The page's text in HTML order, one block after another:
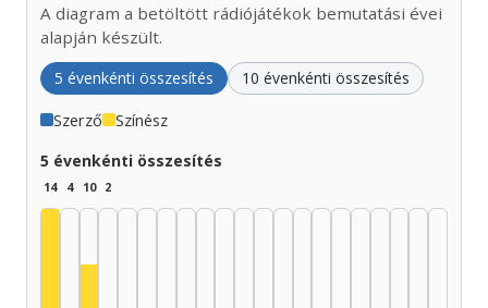
A diagram a betöltött rádiójátékok bemutatási évei
alapján készült.
5 évenkénti összesítés 10 évenkénti összesítés
Szerző Színész
5 évenkénti összesítés
14 4 10 2